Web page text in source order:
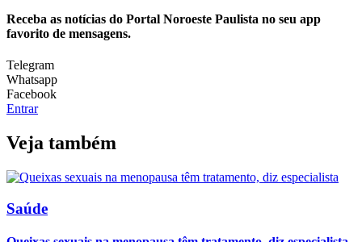
Receba as notícias do Portal Noroeste Paulista no seu app
favorito de mensagens.
Telegram
Whatsapp
Facebook
Entrar
Veja também
Saúde